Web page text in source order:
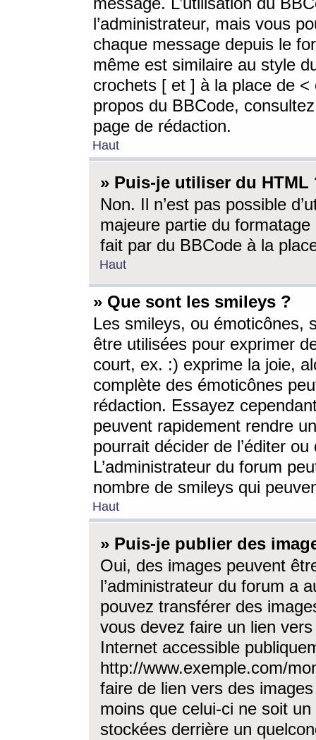
l’administrateur, mais vous
chaque message depuis le
même est similaire au style
crochets [ et ] à la place de <
propos du BBCode,
page de rédaction.
Haut
» Puis-je utiliser du HTML
Non. Il n’est pas possible
majeure partie du
fait par du BBCode à la
Haut
» Que sont les smileys ?
Les smileys, ou émoticônes,
être utilisées pour exprimer
court, ex. :) exprime la joie,
complète des émoticônes
rédaction. Essayez
peuvent rapidement rendre
pourrait décider de l’éditer
L’administrateur du forum
nombre de smileys qui
Haut
» Puis-je publier des
Oui, des images peuvent
l’administrateur du forum a
pouvez transférer des
vous devez faire un lien
Internet accessible
http://www.exemple.com/
faire de lien vers des
moins que celui-ci ne soit
stockées derrière un